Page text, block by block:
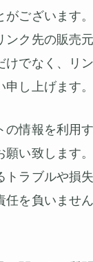
がございます
ンク先の販売
けでなく、リ
し上げます。
の情報を利用
願い致します
トラブルや損
任を負いませ